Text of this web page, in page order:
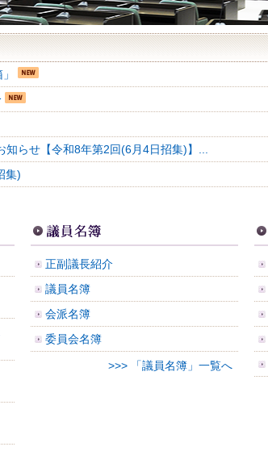
らせ【令和8年第2回(6月4日招集)】...
集)
正副議長紹介
議員名簿
会派名簿
委員会名簿
>>> 「議員名簿」一覧へ